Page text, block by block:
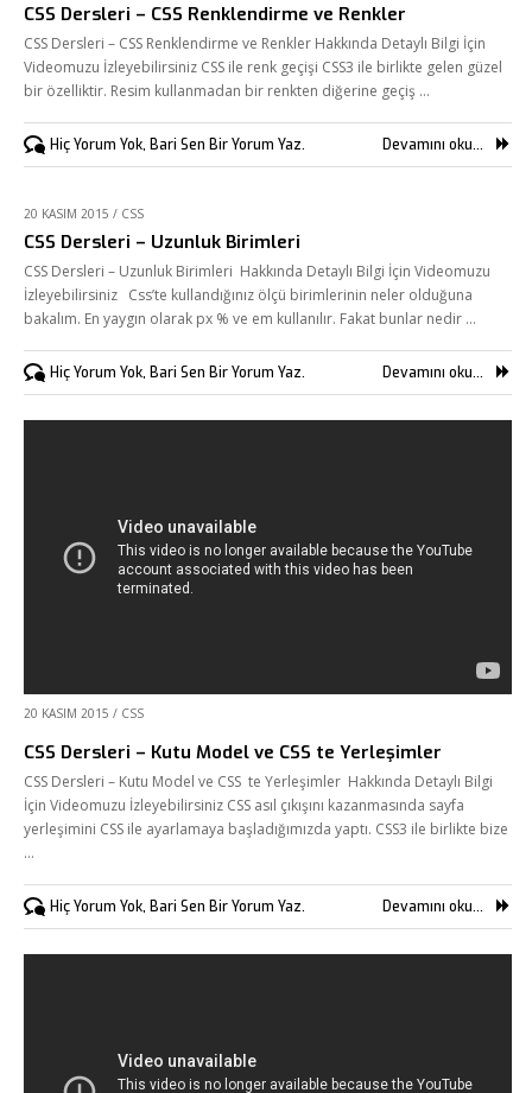
Referanslarımız
Online Araçlar
Fikir Proje Blogluyor
İnsan Kaynakları
Müşteri Paneli
Bize Ulaşın
CSS Dersleri – CSS Renklendirme ve Renkler
CSS Dersleri – CSS Renklendirme ve Renkler Hakkında Detaylı Bilgi İçin
Videomuzu İzleyebilirsiniz CSS ile renk geçişi CSS3 ile birlikte gelen güzel
bir özelliktir. Resim kullanmadan bir renkten diğerine geçiş …
Hiç Yorum Yok, Bari Sen Bir Yorum Yaz. Devamını oku...
20 KASIM 2015 / CSS
CSS Dersleri – Uzunluk Birimleri
CSS Dersleri – Uzunluk Birimleri Hakkında Detaylı Bilgi İçin Videomuzu
İzleyebilirsiniz Css’te kullandığınız ölçü birimlerinin neler olduğuna
bakalım. En yaygın olarak px % ve em kullanılır. Fakat bunlar nedir …
Hiç Yorum Yok, Bari Sen Bir Yorum Yaz. Devamını oku...
20 KASIM 2015 / CSS
CSS Dersleri – Kutu Model ve CSS te Yerleşimler
CSS Dersleri – Kutu Model ve CSS te Yerleşimler Hakkında Detaylı Bilgi
İçin Videomuzu İzleyebilirsiniz CSS asıl çıkışını kazanmasında sayfa
yerleşimini CSS ile ayarlamaya başladığımızda yaptı. CSS3 ile birlikte bize
…
Hiç Yorum Yok, Bari Sen Bir Yorum Yaz. Devamını oku...